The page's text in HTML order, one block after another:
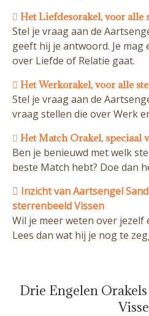
Het Liefdesorakel, voor alle
Stel je vraag aan de
geeft hij je antwoord. Je mag
over Liefde of Relatie gaat.
Het Werkorakel, voor alle
Stel je vraag aan de
vraag stellen die over Werk
Het Match Orakel, speciaal
Ben je benieuwd met welk
beste Match hebt? Doe dan
Inzicht van Aartsengel
sterrenbeeld Vissen
Wil je meer weten over jezelf
Lees dan wat hij je nog te
Drie Engelen